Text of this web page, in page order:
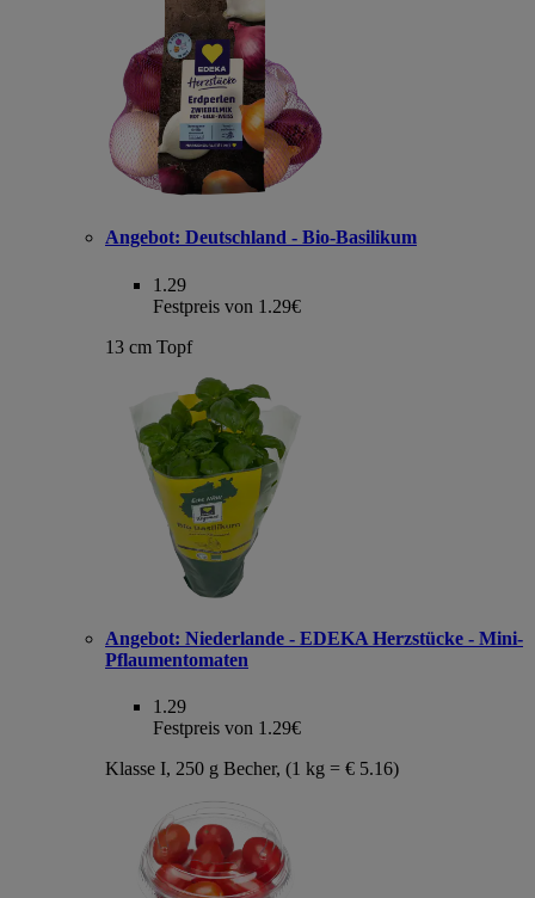
Angebot: Deutschland - Bio-Basilikum
1.29
Festpreis von 1.29€
13 cm Topf
Angebot: Niederlande - EDEKA Herzstücke - Mini-
Pflaumentomaten
1.29
Festpreis von 1.29€
Klasse I, 250 g Becher, (1 kg = € 5.16)